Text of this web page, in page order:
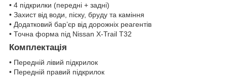
• 4 підкрилки (передні + задні)
• Захист від води, піску, бруду та каміння
• Додатковий бар’єр від дорожніх реагентів
• Точна форма під Nissan X-Trail T32
Комплектація
• Передній лівий підкрилок
• Передній правий підкрилок